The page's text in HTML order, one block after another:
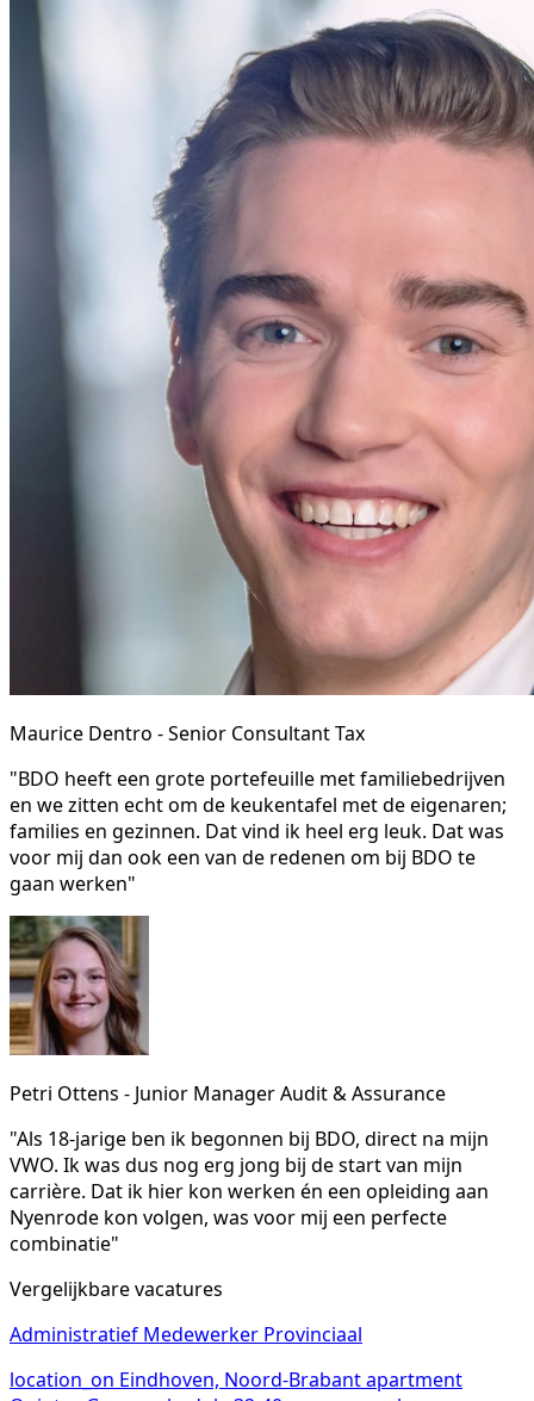
Maurice Dentro - Senior Consultant Tax
"BDO heeft een grote portefeuille met familiebedrijven
en we zitten echt om de keukentafel met de eigenaren;
families en gezinnen. Dat vind ik heel erg leuk. Dat was
voor mij dan ook een van de redenen om bij BDO te
gaan werken"
Petri Ottens - Junior Manager Audit & Assurance
"Als 18-jarige ben ik begonnen bij BDO, direct na mijn
VWO. Ik was dus nog erg jong bij de start van mijn
carrière. Dat ik hier kon werken én een opleiding aan
Nyenrode kon volgen, was voor mij een perfecte
combinatie"
Vergelijkbare vacatures
Administratief Medewerker Provinciaal
location_on Eindhoven, Noord-Brabantapartment